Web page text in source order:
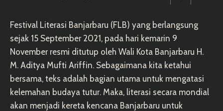
Festival Literasi Banjarbaru (FLB) yang berlangsung
sejak 15 September 2021, pada hari kemarin 9
November resmi ditutup oleh Wali Kota Banjarbaru H.
M. Aditya Mufti Ariffin. Sebagaimana kita ketahui
bersama, teks adalah bagian utama untuk mengatasi
kelemahan budaya tutur. Maka, literasi secara mondial
akan menjadi kereta kencana Banjarbaru untuk